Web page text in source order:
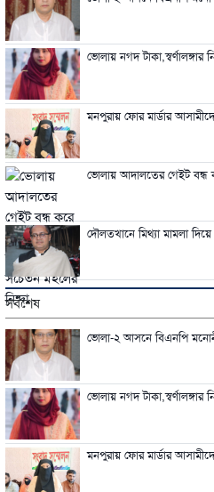
ভোলায় নগদ টাকা,স্বর্ণালঙ্গার
মনপুরায় ফোর মার্ডার
ভোলায় আদালতের গেইট বন্ধ
দৌলতখানে মিথ্যা মামলা
সর্বশেষ
ভোলা-২ আসনে বিএনপি
ভোলায় নগদ টাকা,স্বর্ণালঙ্গার
মনপুরায় ফোর মার্ডার